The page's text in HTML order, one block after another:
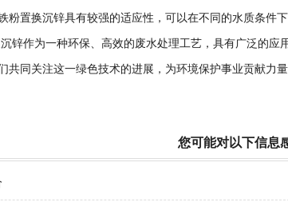
换沉锌具有较强的适应性，可以在不同的水质条件下
作为一种环保、高效的废水处理工艺，具有广泛的应
共同关注这一绿色技术的进展，为环境保护事业贡献力量
您可能对以下信息